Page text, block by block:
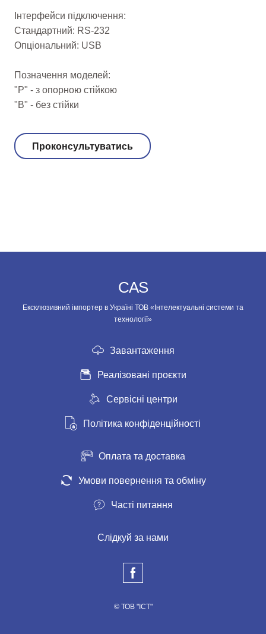
Інтерфейси підключення:
Стандартний: RS-232
Опціональний: USB
Позначення моделей:
"Р" - з опорною стійкою
"В" - без стійки
Проконсультуватись
CAS
Ексклюзивний імпортер в Україні ТОВ «Інтелектуальні системи та
технології»
Завантаження
Реалізовані проєкти
Сервісні центри
Політика конфіденційності
Оплата та доставка
Умови повернення та обміну
Часті питання
Слідкуй за нами
© ТОВ "ІСТ"